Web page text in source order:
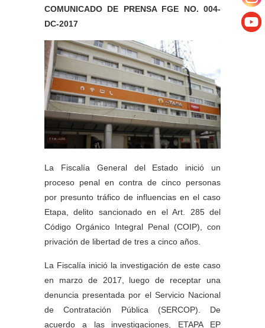
COMUNICADO DE PRENSA FGE NO. 004-
DC-2017
La Fiscalía General del Estado inició un
proceso penal en contra de cinco personas
por presunto tráfico de influencias en el caso
Etapa, delito sancionado en el Art. 285 del
Código Orgánico Integral Penal (COIP), con
privación de libertad de tres a cinco años.
La Fiscalía inició la investigación de este caso
en marzo de 2017, luego de receptar una
denuncia presentada por el Servicio Nacional
de Contratación Pública (SERCOP). De
acuerdo a las investigaciones, ETAPA EP